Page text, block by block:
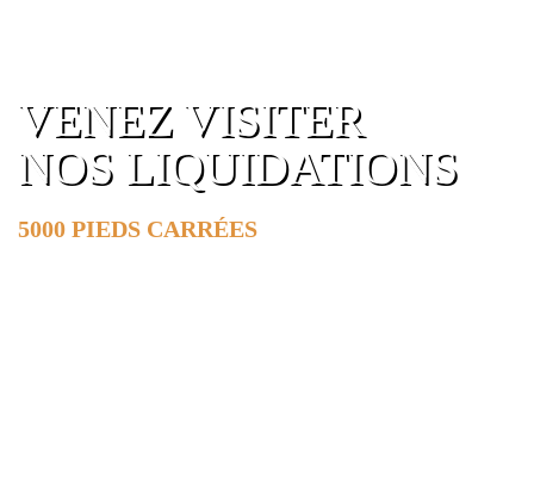
VENEZ VISITER
NOS LIQUIDATIONS
5000 PIEDS CARRÉES